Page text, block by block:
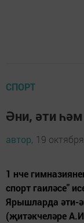
СПОРТ
Әни, әти
автор, 19
1 нче
спорт гаиләсе"
Ярышларда әти-
(җитәкчеләре